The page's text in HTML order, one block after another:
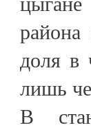
доля в
лишь
В